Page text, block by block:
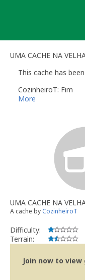
UMA CACHE NA
This cache has
CozinheiroT: Fim
More
UMA CACHE NA
A cache by CozinheiroT
Difficulty:
Terrain:
Join now to